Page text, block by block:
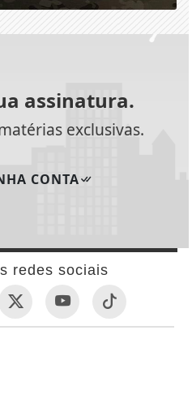
assinatura.
exclusivas.
CONTA
redes sociais